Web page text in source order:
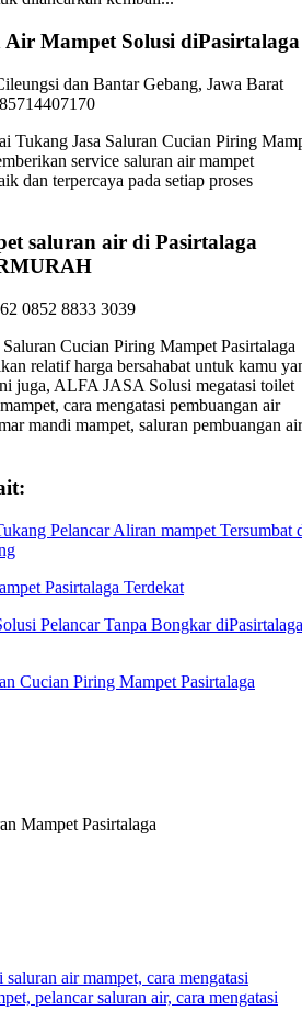
Mampet Solusi diPasirtalaga
dan Bantar Gebang, Jawa Barat
Tukang Jasa Saluran Cucian Piring
service saluran air mampet
dan terpercaya pada setiap proses
saluran air di Pasirtalaga
0852 8833 3039
Cucian Piring Mampet Pasirtalaga
relatif harga bersahabat untuk kamu
juga, ALFA JASA Solusi megatasi toilet
cara mengatasi pembuangan air
mandi mampet, saluran pembuangan air
Pelancar Aliran mampet Tersumbat
Pasirtalaga Terdekat
Pelancar Tanpa Bongkar diPasirtalaga
Cucian Piring Mampet Pasirtalaga
Mampet Pasirtalaga
air mampet, cara mengatasi
pelancar saluran air, cara mengatasi